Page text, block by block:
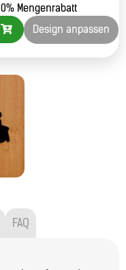
Mengenrabatt
Design anpassen
FAQ